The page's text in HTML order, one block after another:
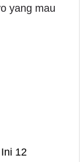
yang mau
12